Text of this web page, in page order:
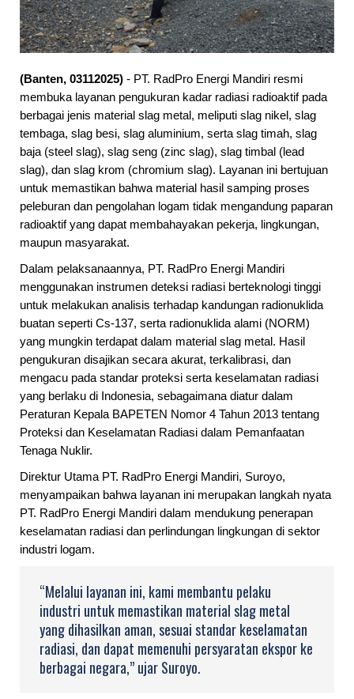
(Banten, 03112025) - PT. RadPro Energi Mandiri resmi
membuka layanan pengukuran kadar radiasi radioaktif pada
berbagai jenis material slag metal, meliputi slag nikel, slag
tembaga, slag besi, slag aluminium, serta slag timah, slag
baja (steel slag), slag seng (zinc slag), slag timbal (lead
slag), dan slag krom (chromium slag). Layanan ini bertujuan
untuk memastikan bahwa material hasil samping proses
peleburan dan pengolahan logam tidak mengandung paparan
radioaktif yang dapat membahayakan pekerja, lingkungan,
maupun masyarakat.
Dalam pelaksanaannya, PT. RadPro Energi Mandiri
menggunakan instrumen deteksi radiasi berteknologi tinggi
untuk melakukan analisis terhadap kandungan radionuklida
buatan seperti Cs-137, serta radionuklida alami (NORM)
yang mungkin terdapat dalam material slag metal. Hasil
pengukuran disajikan secara akurat, terkalibrasi, dan
mengacu pada standar proteksi serta keselamatan radiasi
yang berlaku di Indonesia, sebagaimana diatur dalam
Peraturan Kepala BAPETEN Nomor 4 Tahun 2013 tentang
Proteksi dan Keselamatan Radiasi dalam Pemanfaatan
Tenaga Nuklir.
Direktur Utama PT. RadPro Energi Mandiri, Suroyo,
menyampaikan bahwa layanan ini merupakan langkah nyata
PT. RadPro Energi Mandiri dalam mendukung penerapan
keselamatan radiasi dan perlindungan lingkungan di sektor
industri logam.
“Melalui layanan ini, kami membantu pelaku
industri untuk memastikan material slag metal
yang dihasilkan aman, sesuai standar keselamatan
radiasi, dan dapat memenuhi persyaratan ekspor ke
berbagai negara,” ujar Suroyo.